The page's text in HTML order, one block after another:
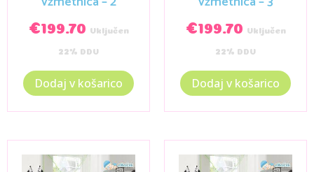
€ 199.70 Vključen
22% DDV
Dodaj v košarico
€ 199.70 Vključen
22% DDV
Dodaj v košarico